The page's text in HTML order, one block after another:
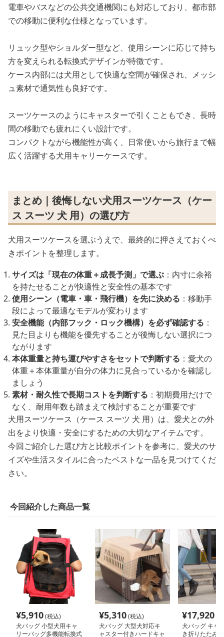
電車やバスなどの公共交通機関にも対応しており、都市部
での移動に便利な仕様となっています。
リュック型やショルダー型など、使用シーンに応じて持ち
方を変えられる転換式デザインが特徴です。
ケース内部には犬用として快適な空間が確保され、メッシ
ュ素材で通気性も良好です。
スーツケースのようにキャスターで引くこともでき、長時
間の移動でも疲れにくい設計です。
コンパクトながら機能性が高く、日常使いから旅行まで幅
広く活躍する犬用キャリーケースです。
まとめ｜後悔しない犬用スーツケース（ケー
ス スーツ 犬 用）の選び方
犬用スーツケースを選ぶうえで、最終的に押さえておくべ
きポイントを整理します。
サイズは「現在の体重＋成長予測」で選ぶ ：内寸に余裕
を持たせることが快適性と安全性の基本です
使用シーン（電車・車・飛行機）を先に決める ：移動手
段によって最適なモデルが変わります
安全機能（内部フック・ロック機構）を必ず確認する ：
見た目よりも機能を優先することが後悔しない選択につ
ながります
本体重量と持ち運びやすさをセットで判断する ：愛犬の
体重＋本体重量が自分の体力に見合っているかを確認し
ましょう
素材・耐久性で長期コストを判断する ：初期費用だけで
なく、耐用年数も踏まえて検討することが重要です
犬用スーツケース（ケース スーツ 犬 用）は、愛犬との外
出をより快適・安全にするための大切なアイテムです。
今回ご紹介した選び方と比較ポイントを参考に、愛犬のサ
イズや生活スタイルに合ったベストな一品を見つけてくだ
さい。
今回紹介した商品一覧
¥5,910(税込)
犬バッグ 小型犬用キャ
リーバッグ多機能転換式
¥5,310(税込)
犬バッグ 大型犬対応キ
ャスター付きハードキャ
¥17,920
犬バッグ キャ
き折りたたみ